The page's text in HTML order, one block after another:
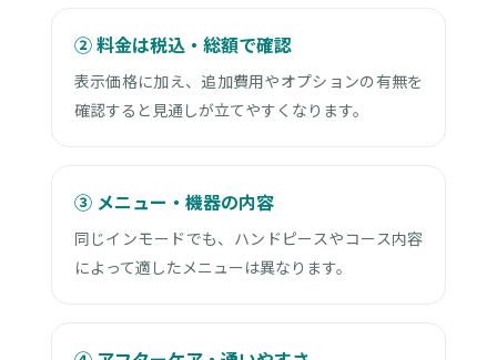
② 料金は税込・総額で確認
表示価格に加え、追加費用やオプションの有無を
確認すると見通しが立てやすくなります。
③ メニュー・機器の内容
同じインモードでも、ハンドピースやコース内容
によって適したメニューは異なります。